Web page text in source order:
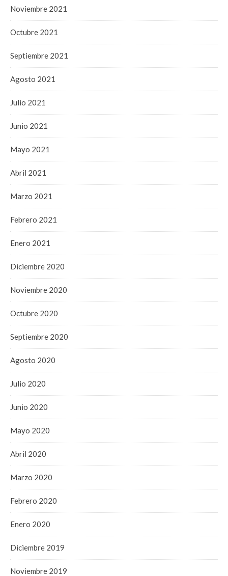
Noviembre 2021
Octubre 2021
Septiembre 2021
Agosto 2021
Julio 2021
Junio 2021
Mayo 2021
Abril 2021
Marzo 2021
Febrero 2021
Enero 2021
Diciembre 2020
Noviembre 2020
Octubre 2020
Septiembre 2020
Agosto 2020
Julio 2020
Junio 2020
Mayo 2020
Abril 2020
Marzo 2020
Febrero 2020
Enero 2020
Diciembre 2019
Noviembre 2019